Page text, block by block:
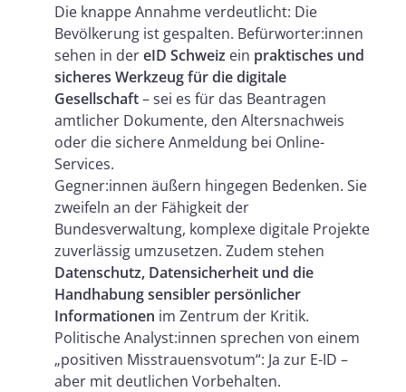
Die knappe Annahme verdeutlicht: Die
Bevölkerung ist gespalten. Befürworter:innen
sehen in dereID Schweiz ein praktisches und
sicheres Werkzeug für die digitale
Gesellschaft– sei es für das Beantragen
amtlicher Dokumente, den Altersnachweis
oder die sichere Anmeldung bei Online-
Services.
Gegner:innen äußern hingegen Bedenken. Sie
zweifeln an der Fähigkeit der
Bundesverwaltung, komplexe digitale Projekte
zuverlässig umzusetzen. Zudem stehen
Datenschutz, Datensicherheit und die
Handhabung sensibler persönlicher
Informationen im Zentrum der Kritik.
Politische Analyst:innen sprechen von einem
„positiven Misstrauensvotum“: Ja zur E-ID –
aber mit deutlichen Vorbehalten.